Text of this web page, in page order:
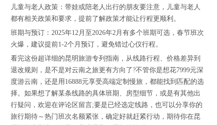
儿童与老人政策：带娃或陪老人出行的朋友要注意，儿童与老人
都有相关政策和要求，提前了解政策才能让行程更顺利。
班期与预订：2025年12月至2026年2月有多个班期可选，春节班次
火爆，建议提前1-2个月预订，避免错过心仪行程。
看完这份超详细的昆明旅游专列指南，从线路行程、价格差异到
退改规则，是不是对云南之旅更有方向了?不管你是想花7999元深
度游云南，还是用16888元享受高端定制慢旅，都能找到匹配的选
择。如果想了解某条线路的具体班期、房型细节，或是有其他出
行疑问，欢迎在评论区留言;要是已经选定线路，也可以分享你的
旅行期待～热门班次名额紧张，确定好就赶紧行动，期待你在昆